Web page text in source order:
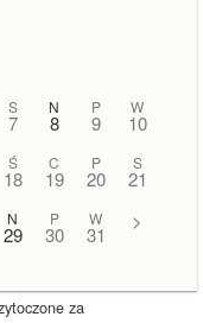
S
7
N
8
P
9
W
10
Ś
18
C
19
P
20
S
21
N
29
P
30
W
31
>
za